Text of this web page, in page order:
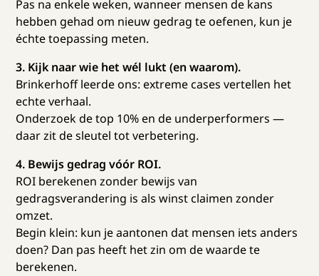
Pas na enkele weken, wanneer mensen de kans
hebben gehad om nieuw gedrag te oefenen, kun je
échte toepassing meten.
3. Kijk naar wie het wél lukt (en waarom).
Brinkerhoff leerde ons: extreme cases vertellen het
echte verhaal.
Onderzoek de top 10% en de underperformers —
daar zit de sleutel tot verbetering.
4. Bewijs gedrag vóór ROI.
ROI berekenen zonder bewijs van
gedragsverandering is als winst claimen zonder
omzet.
Begin klein: kun je aantonen dat mensen iets anders
doen? Dan pas heeft het zin om de waarde te
berekenen.